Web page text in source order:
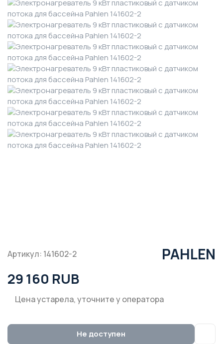
Артикул: 141602-2 PAHLEN
29 160 RUB
Цена устарела, уточните у оператора
Не доступен